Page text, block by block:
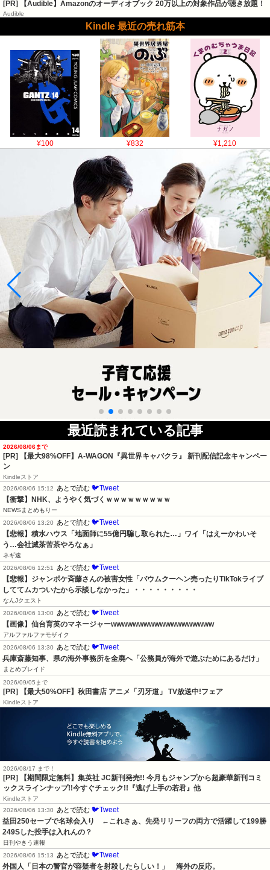
[PR] 【Audible】Amazonのオーディオブック 20万以上の対象作品が聴き放題！
Audible
Kindle 最近の売れ筋本
¥100 ¥832 ¥1,210
最近読まれている記事
2026/08/06まで
[PR] 【最大98%OFF】A-WAGON『異世界キャバクラ』 新刊配信記念キャンペー
ン
Kindleストア
2026/08/06 15:12
あとで読む 🐦Tweet
【衝撃】NHK、ようやく気づくｗｗｗｗｗｗｗｗｗ
NEWSまとめもりー
2026/08/06 13:20
あとで読む 🐦Tweet
【悲報】積水ハウス「地面師に55億円騙し取られた…」ワイ「はえーかわいそ
う…会社滅茶苦茶やろなぁ」
ネギ速
2026/08/06 12:51
あとで読む 🐦Tweet
【悲報】ジャンポケ斉藤さんの被害女性「バウムクーヘン売ったりTikTokライブ
しててムカついたから示談しなかった」・・・・・・・・・
なんJクエスト
2026/08/06 13:00
あとで読む 🐦Tweet
【画像】仙台育英のマネージャーwwwwwwwwwwwwwwwwwww
アルファルファモザイク
2026/08/06 13:30
あとで読む 🐦Tweet
兵庫斎藤知事、県の海外事務所を全廃へ「公務員が海外で遊ぶためにあるだけ」
まとめブレイド
2026/09/05まで
[PR] 【最大50%OFF】秋田書店 アニメ「刃牙道」 TV放送中!フェア
Kindleストア
2026/08/17 まで！
[PR] 【期間限定無料】集英社 JC新刊発売!! 今月もジャンプから超豪華新刊コミ
ックスラインナップ!!今すぐチェック!!『逃げ上手の若君』他
Kindleストア
2026/08/06 13:30 あとで読む 🐦Tweet
益田250セーブで名球会入り　←これさぁ、先発リリーフの両方で活躍して199勝
249Sした投手は入れんの？
日刊やきう速報
2026/08/06 15:13 あとで読む 🐦Tweet
外国人「日本の警官が容疑者を射殺したらしい！」　海外の反応。